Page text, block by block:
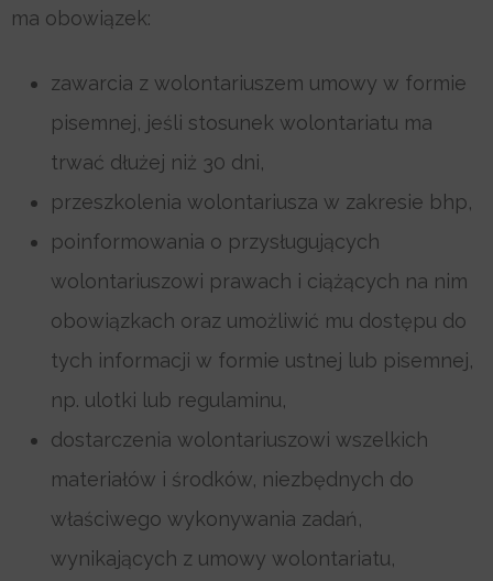
ma obowiązek:
zawarcia z wolontariuszem umowy w formie
pisemnej, jeśli stosunek wolontariatu ma
trwać dłużej niż 30 dni,
przeszkolenia wolontariusza w zakresie bhp,
poinformowania o przysługujących
wolontariuszowi prawach i ciążących na nim
obowiązkach oraz umożliwić mu dostępu do
tych informacji w formie ustnej lub pisemnej,
np. ulotki lub regulaminu,
dostarczenia wolontariuszowi wszelkich
materiałów i środków, niezbędnych do
właściwego wykonywania zadań,
wynikających z umowy wolontariatu,